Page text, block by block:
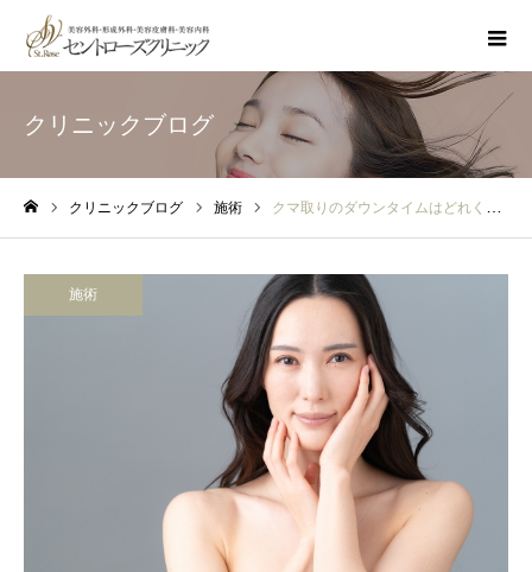
クリニックブログ
クリニックブログ 施術 クマ取りのダウンタイムはどれくらい？腫れ・内出血・経過を解説
施術